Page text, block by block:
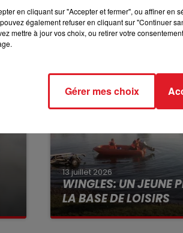
13 juillet 2026
WINGLES: UN JEUNE
LA BASE DE LOISIRS
La victime a coulé à pic
en cliquant sur "Accepter et fermer", ou affiner en
également refuser en cliquant sur "Continuer
mettre à jour vos choix, ou retirer votre
Gérer mes choix